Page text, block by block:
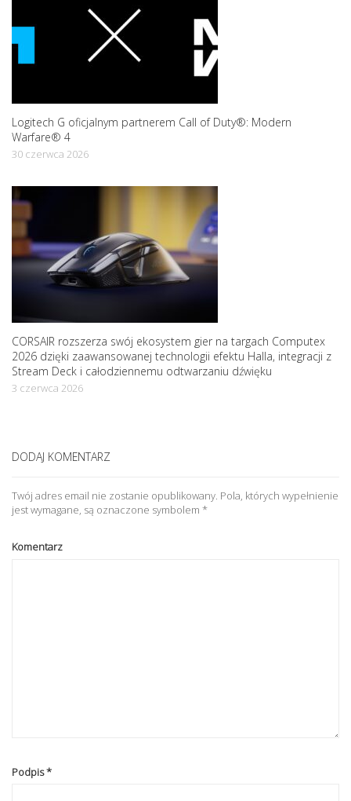
Logitech G oficjalnym partnerem Call of Duty®: Modern
Warfare® 4
30 czerwca 2026
CORSAIR rozszerza swój ekosystem gier na targach Computex
2026 dzięki zaawansowanej technologii efektu Halla, integracji z
Stream Deck i całodziennemu odtwarzaniu dźwięku
3 czerwca 2026
DODAJ KOMENTARZ
Twój adres email nie zostanie opublikowany. Pola, których wypełnienie
jest wymagane, są oznaczone symbolem *
Komentarz
Podpis*